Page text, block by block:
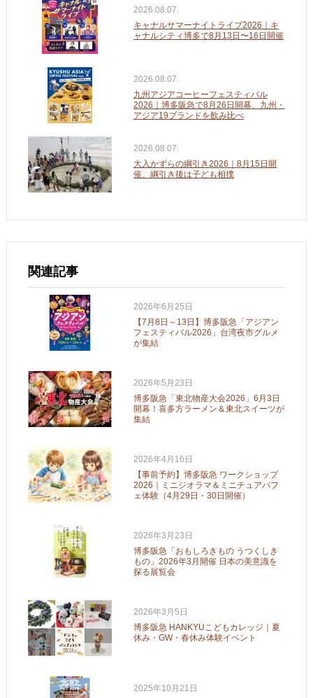
2026.08.07.
キャナルサマーナイトライブ2026｜キ
ャナルシティ博多で8月13日〜16日開催
2026.08.07.
九州アジアコーヒーフェスティバル
2026｜博多阪急で8月26日開幕、九州・
アジア19ブランドを飲み比べ
2026.08.07.
大入かずらの綱引き2026｜8月15日開
催、綱引き後は子ども相撲
関連記事
2026年6月25日
【7月8日～13日】博多阪急「アジアン
フェスティバル2026」台湾夜市グルメ
が集結
2026年5月23日
博多阪急「東北物産大会2026」6月3日
開幕！喜多方ラーメン＆東北スイーツが
集結
2026年4月16日
【事前予約】博多阪急 ワークショップ
2026｜ミニジオラマ＆ミニチュアパフ
ェ体験（4月29日・30日開催）
2026年3月23日
博多阪急「おもしろきもの うつくしき
もの」2026年3月開催 日本の美意識を
探る展覧会
2026年3月5日
博多阪急 HANKYUこどもカレッジ｜夏
休み・GW・春休み体験イベント
2025年10月21日